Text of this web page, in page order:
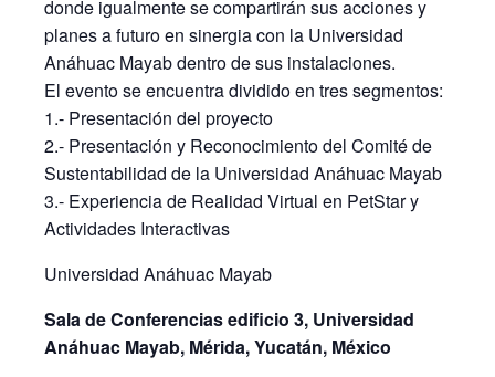
donde igualmente se compartirán sus acciones y
planes a futuro en sinergia con la Universidad
Anáhuac Mayab dentro de sus instalaciones.
El evento se encuentra dividido en tres segmentos:
1.- Presentación del proyecto
2.- Presentación y Reconocimiento del Comité de
Sustentabilidad de la Universidad Anáhuac Mayab
3.- Experiencia de Realidad Virtual en PetStar y
Actividades Interactivas
Universidad Anáhuac Mayab
Sala de Conferencias edificio 3, Universidad
Anáhuac Mayab, Mérida, Yucatán, México